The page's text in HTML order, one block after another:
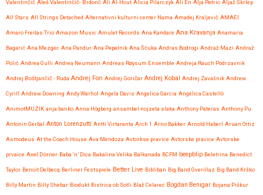
Valentinčič Aleš Valentinčič- Brdonč Ali Al-Hout Alicia Pilarczyk Ali En Alja Petric Aljaž Škrlep
All Stars All Strings Detached Alternativni kulturni center Nama Amadej Kraljevič AMAEI
Amaro Freitas Trio Amazon Music Amulet Records Ana Kandare Ana Kravanja Anamaria
Bagarić Ana Mezgec Ana Pandur Ana Pepelnik Ana Ščuka Andras Bodrogi Andraž Mazi Andraž
Polič Andrea Gulli Andrea Neumann Andreas Røysum Ensemble Andreja Rauch Podrzavnik
Andrej Boštjančič - Ruda Andrej Fon Andrej Goričar Andrej Kobal Andrej Zavašnik Andrew
Cyrill Andrew Downing Andy Warhol Angela Davis Angelica Garcia Angélica Castelló
AnimotMUZIK anja banko Anna Högberg ansambel nojzeta slaka Anthony Pateras Anthony Pu
Antonin Gerbal Anton Lorenzutti Antti Virtaranta Arch 1 Arno Bakker Arnold Haberl Aruan Ortiz
Asmodeus At the Coach House Ava Mendoza Avtorkse pravice Avtorske pravice Avtorske
prvaice Axel Dörner Baba ‘n’ Dica Bakalina Velika Balkanada BCFM beepblip Beletrina Benedict
Taylor Benoit Delbecq Berliner Festspiele Better Live Bibliban Big Band Gverillaz Big Band Krško
Billy Martin Billy Shebar Biodukt Bistrica ob Sotli Blaž Celarec Bogdan Benigar Bojana Piškur